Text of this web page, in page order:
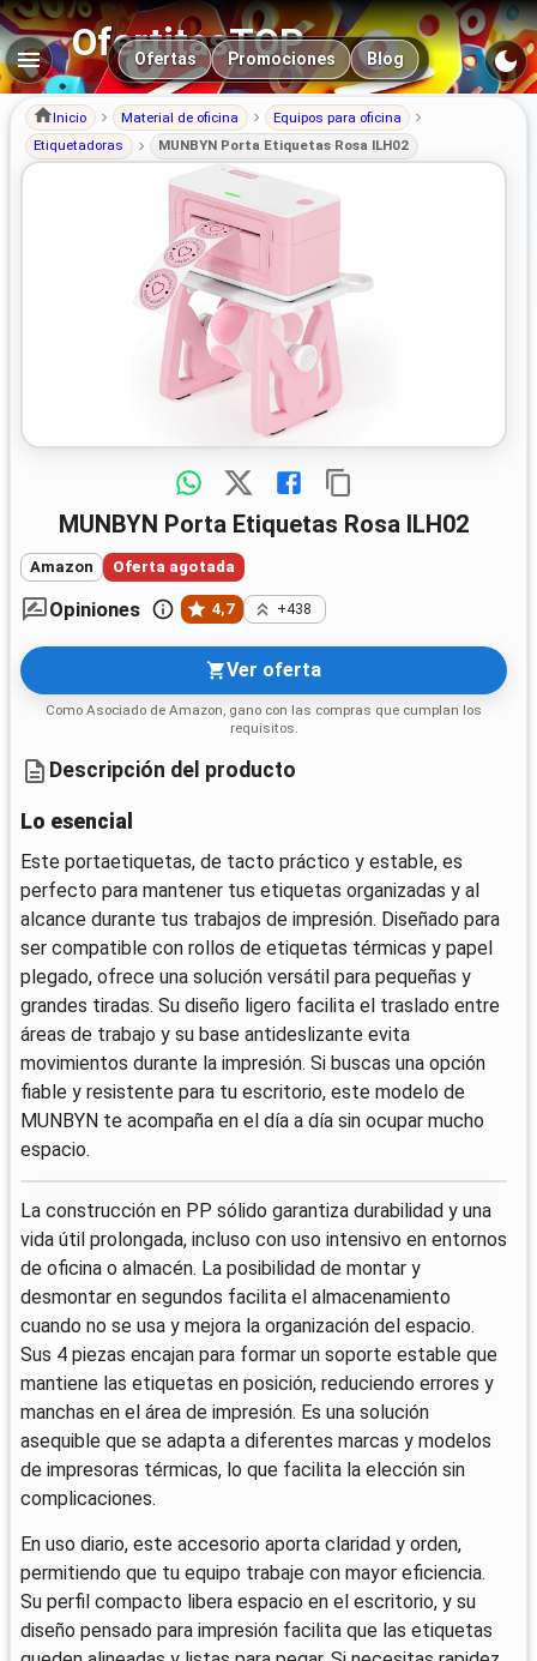
OfertitasTOP
Navegación principal
Ofertas Promociones Blog
Inicio Material de oficina
Equipos para oficina
Etiquetadoras
MUNBYN Porta Etiquetas Rosa ILH02
MUNBYN Porta Etiquetas Rosa ILH02
Amazon Oferta agotada
Opiniones 4,7 +438
Ver oferta
Como Asociado de Amazon, gano con las compras que cumplan los
requisitos.
Descripción del producto
Lo esencial
Este portaetiquetas, de tacto práctico y estable, es
perfecto para mantener tus etiquetas organizadas y al
alcance durante tus trabajos de impresión. Diseñado para
ser compatible con rollos de etiquetas térmicas y papel
plegado, ofrece una solución versátil para pequeñas y
grandes tiradas. Su diseño ligero facilita el traslado entre
áreas de trabajo y su base antideslizante evita
movimientos durante la impresión. Si buscas una opción
fiable y resistente para tu escritorio, este modelo de
MUNBYN te acompaña en el día a día sin ocupar mucho
espacio.
La construcción en PP sólido garantiza durabilidad y una
vida útil prolongada, incluso con uso intensivo en entornos
de oficina o almacén. La posibilidad de montar y
desmontar en segundos facilita el almacenamiento
cuando no se usa y mejora la organización del espacio.
Sus 4 piezas encajan para formar un soporte estable que
mantiene las etiquetas en posición, reduciendo errores y
manchas en el área de impresión. Es una solución
asequible que se adapta a diferentes marcas y modelos
de impresoras térmicas, lo que facilita la elección sin
complicaciones.
En uso diario, este accesorio aporta claridad y orden,
permitiendo que tu equipo trabaje con mayor eficiencia.
Su perfil compacto libera espacio en el escritorio, y su
diseño pensado para impresión facilita que las etiquetas